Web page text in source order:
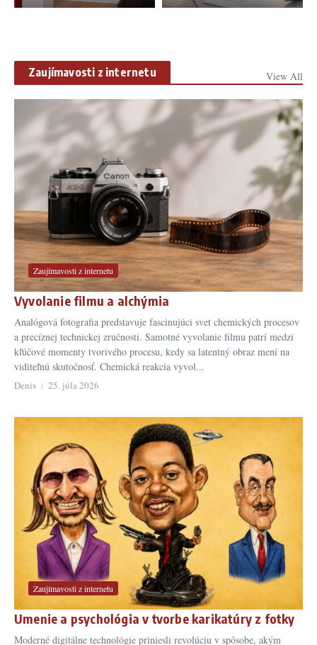
Zaujímavosti z internetu View All
Zaujímavosti z internetu
Vyvolanie filmu a alchýmia
Analógová fotografia predstavuje fascinujúci svet chemických procesov
a precíznej technickej zručnosti. Samotné vyvolanie filmu patrí medzi
kľúčové momenty tvorivého procesu, kedy sa latentný obraz mení na
viditeľnú skutočnosť. Chemická reakcia vyvol...
Denis 25. júla 2026
Zaujímavosti z internetu
Umenie a psychológia v tvorbe karikatúry z fotky
Moderné digitálne technológie priniesli revolúciu v spôsobe, akým